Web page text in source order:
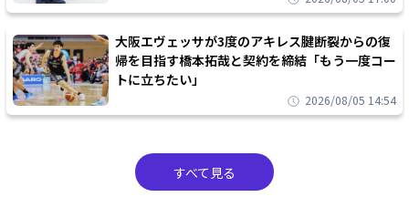
大阪エヴェッサが3度のアキレス腱断裂からの復
帰を目指す橋本拓哉と契約を締結「もう一度コー
トに立ちたい」
2026/08/05 14:54
すべて見る